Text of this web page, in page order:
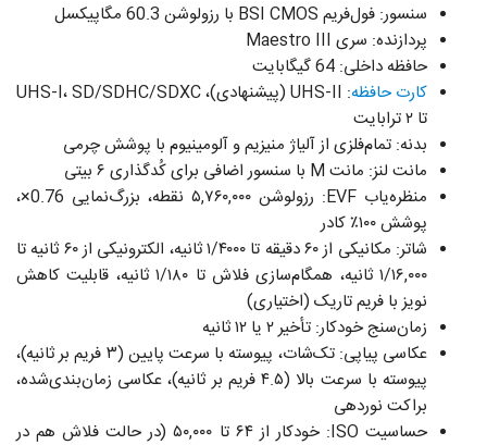
سنسور: فول‌فریم BSI CMOS با رزولوشن 60.3 مگاپیکسل
پردازنده: سری Maestro III
حافظه داخلی: 64 گیگابایت
کارت حافظه
: UHS-II (پیشنهادی)، UHS-I، SD/SDHC/SDXC
تا ۲ ترابایت
بدنه: تمام‌فلزی از آلیاژ منیزیم و آلومینیوم با پوشش چرمی
مانت لنز: مانت M با سنسور اضافی برای کُدگذاری ۶ بیتی
منظره‌یاب EVF: رزولوشن ۵,۷۶۰,۰۰۰ نقطه، بزرگ‌نمایی 0.76×،
پوشش ۱۰۰٪ کادر
شاتر: مکانیکی از ۶۰ دقیقه تا ۱/۴۰۰۰ ثانیه، الکترونیکی از ۶۰ ثانیه تا
۱/۱۶,۰۰۰ ثانیه، همگام‌سازی فلاش تا ۱/۱۸۰ ثانیه، قابلیت کاهش
نویز با فریم تاریک (اختیاری)
زمان‌سنج خودکار: تأخیر ۲ یا ۱۲ ثانیه
عکاسی پیاپی: تک‌شات، پیوسته با سرعت پایین (۳ فریم بر ثانیه)،
پیوسته با سرعت بالا (۴.۵ فریم بر ثانیه)، عکاسی زمان‌بندی‌شده،
براکت نوردهی
حساسیت ISO: خودکار از ۶۴ تا ۵۰,۰۰۰ (در حالت فلاش هم در